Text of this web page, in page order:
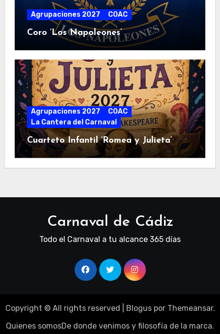
Agrupaciones 2027 COAC
Coro ‘Los Napoleones’
Agrupaciones 2027
COAC
La Cantera del Carnaval
Cuarteto Infantil ‘Romea y Julieta’
Carnaval de Cádiz
Todo el Carnaval a tu alcance 365 días
Copyright © All rights reserved Bloguspor Themeansar.
Quienes somosDe donde venimos y filosofía de la marca.